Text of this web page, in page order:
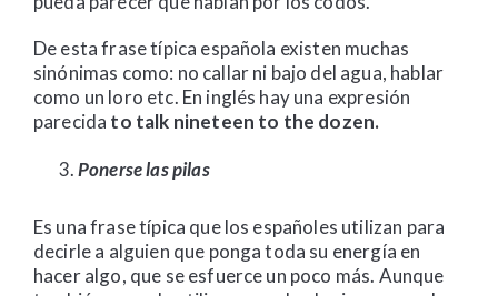
De esta frase típica española existen muchas
sinónimas como: no callar ni bajo del agua, hablar
como un loro etc. En inglés hay una expresión
parecida to talk nineteen to the dozen.
Ponerse las pilas
Es una frase típica que los españoles utilizan para
decirle a alguien que ponga toda su energía en
hacer algo, que se esfuerce un poco más. Aunque